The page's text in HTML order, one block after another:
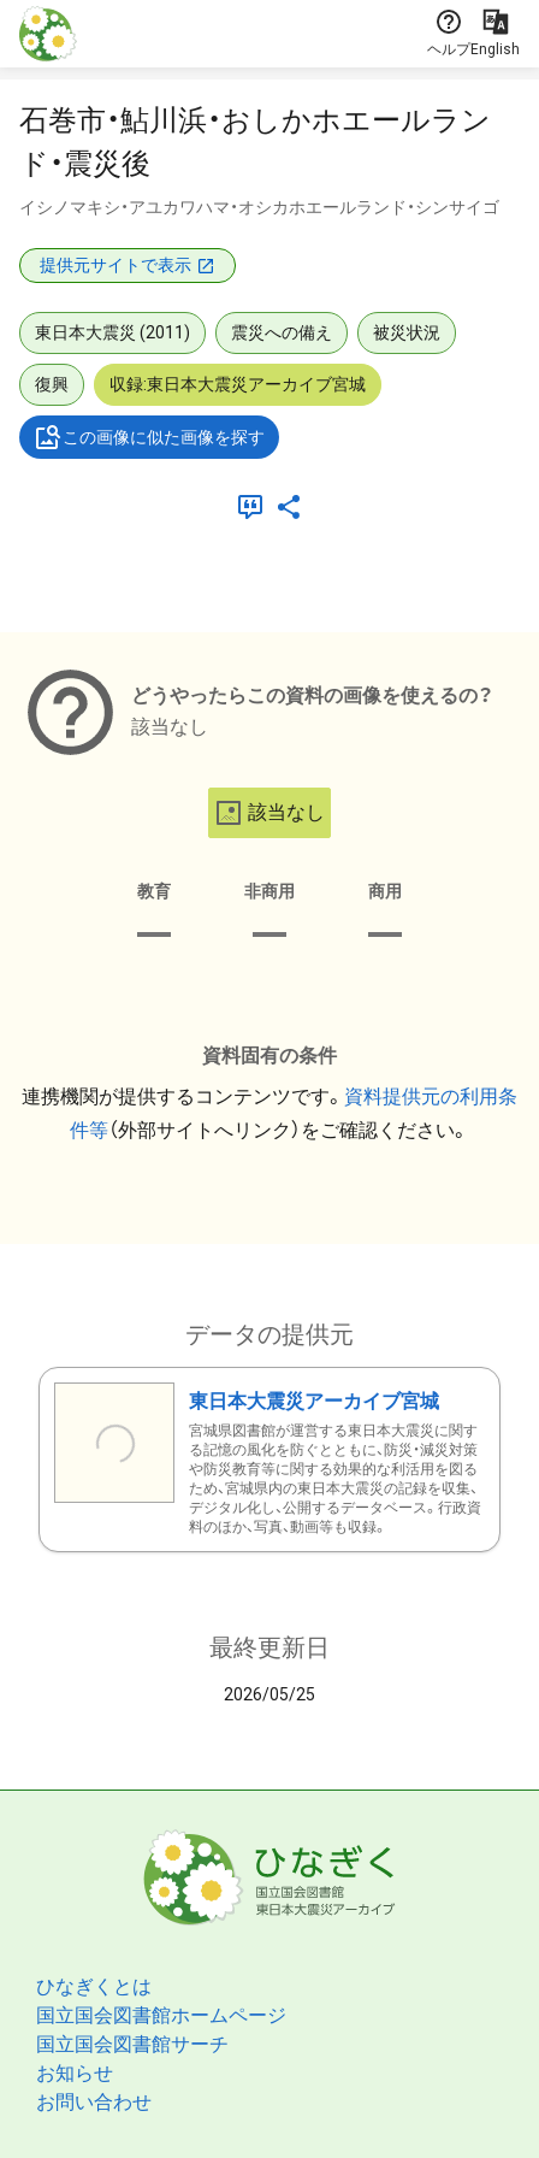
本文に飛ぶ
ヘルプEnglish
石巻市・鮎川浜・おしかホエールラン
ド・震災後
イシノマキシ・アユカワハマ・オシカホエールランド・シンサイゴ
提供元サイトで表示
東日本大震災 (2011) 震災への備え 被災状況
復興 収録:東日本大震災アーカイブ宮城
この画像に似た画像を探す
どうやったらこの資料の画像を使えるの？
該当なし
該当なし
教育 非商用 商用
資料固有の条件
連携機関が提供するコンテンツです。 資料提供元の利用条
件等（外部サイトへリンク）をご確認ください。
データの提供元
東日本大震災アーカイブ宮城
宮城県図書館が運営する東日本大震災に関す
る記憶の風化を防ぐとともに、防災・減災対策
や防災教育等に関する効果的な利活用を図る
ため、宮城県内の東日本大震災の記録を収集、
デジタル化し、公開するデータベース。行政資
料のほか、写真、動画等も収録。
最終更新日
2026/05/25
ひなぎくとは
国立国会図書館ホームページ
国立国会図書館サーチ
お知らせ
お問い合わせ